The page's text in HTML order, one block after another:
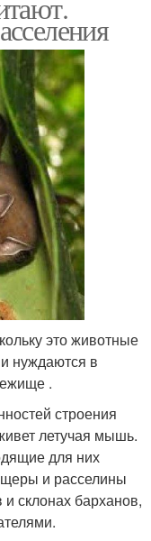
это животные
нуждаются в
.
строения
летучая мышь.
для них
и расселины
и склонах барханов,